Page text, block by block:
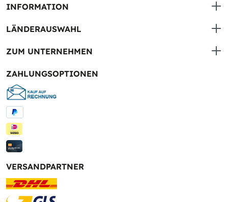
INFORMATION
LÄNDERAUSWAHL
ZUM UNTERNEHMEN
ZAHLUNGSOPTIONEN
VERSANDPARTNER